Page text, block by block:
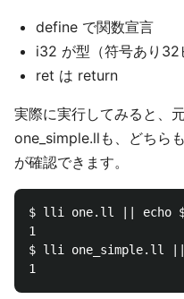
define で関数宣言
i32 が型（符号あり32
ret は return
実際に実行してみると、
one_simple.llも、どちら
が確認できます。
$ lli one.ll || echo
1
$ lli one_simple.ll ||